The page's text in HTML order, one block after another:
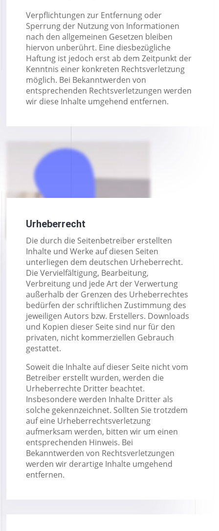
Verpflichtungen zur Entfernung oder
Sperrung der Nutzung von Informationen
nach den allgemeinen Gesetzen bleiben
hiervon unberührt. Eine diesbezügliche
Haftung ist jedoch erst ab dem Zeitpunkt der
Kenntnis einer konkreten Rechtsverletzung
möglich. Bei Bekanntwerden von
entsprechenden Rechtsverletzungen werden
wir diese Inhalte umgehend entfernen.
Urheberrecht
Die durch die Seitenbetreiber erstellten
Inhalte und Werke auf diesen Seiten
unterliegen dem deutschen Urheberrecht.
Die Vervielfältigung, Bearbeitung,
Verbreitung und jede Art der Verwertung
außerhalb der Grenzen des Urheberrechtes
bedürfen der schriftlichen Zustimmung des
jeweiligen Autors bzw. Erstellers. Downloads
und Kopien dieser Seite sind nur für den
privaten, nicht kommerziellen Gebrauch
gestattet.
Soweit die Inhalte auf dieser Seite nicht vom
Betreiber erstellt wurden, werden die
Urheberrechte Dritter beachtet.
Insbesondere werden Inhalte Dritter als
solche gekennzeichnet. Sollten Sie trotzdem
auf eine Urheberrechtsverletzung
aufmerksam werden, bitten wir um einen
entsprechenden Hinweis. Bei
Bekanntwerden von Rechtsverletzungen
werden wir derartige Inhalte umgehend
entfernen.